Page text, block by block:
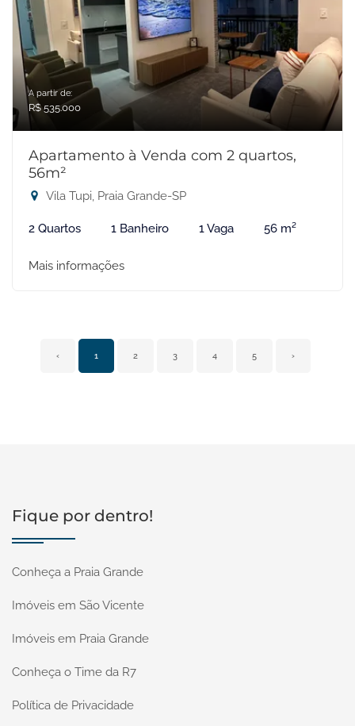
A partir de:
R$ 535.000
Apartamento à Venda com 2 quartos,
56m²
Vila Tupi, Praia Grande-SP
2 Quartos 1 Banheiro 1 Vaga 56 m²
Mais informações
‹ 1 2 3 4 5 ›
Fique por dentro!
Conheça a Praia Grande
Imóveis em São Vicente
Imóveis em Praia Grande
Conheça o Time da R7
Política de Privacidade